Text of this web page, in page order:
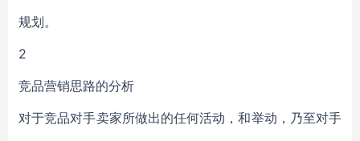
规划。
2
竞品营销思路的分析
对于竞品对手卖家所做出的任何活动，和举动，乃至对手